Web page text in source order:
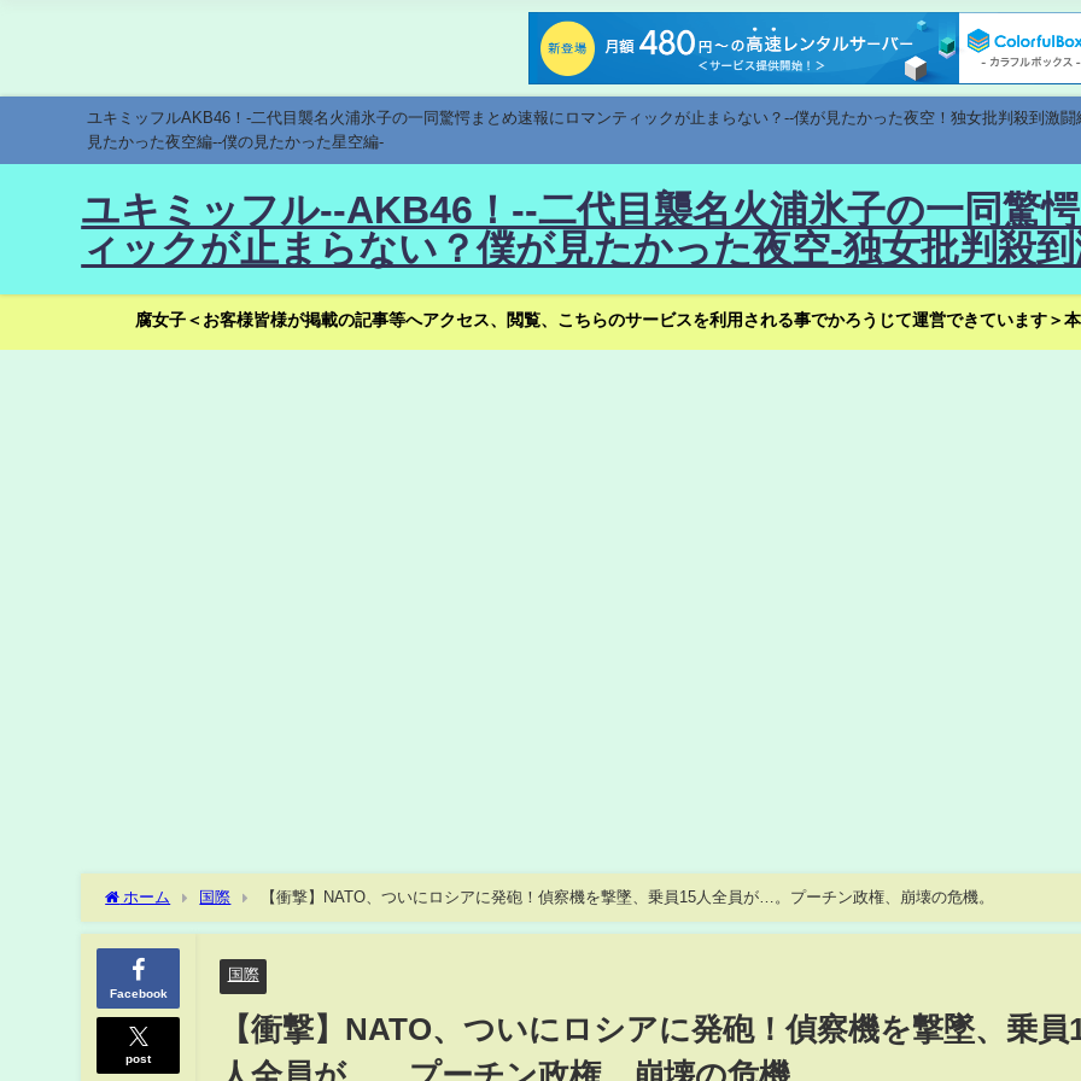
ユキミッフルAKB46！-二代目襲名火浦氷子の一同驚愕まとめ速報にロマンティックが止まらない？--僕が見たかった夜空！独女批判殺到激
見たかった夜空編--僕の見たかった星空編-
ユキミッフル--AKB46！--二代目襲名火浦氷子の一同驚
ィックが止まらない？僕が見たかった夜空-独女批判殺
腐女子＜お客様皆様が掲載の記事等へアクセス、閲覧、こちらのサービスを利用される事でかろうじて運営できています＞
ホーム 国際 【衝撃】NATO、ついにロシアに発砲！偵察機を撃墜、乗員15人全員が…。プーチン政権、崩壊の危機。
Facebook
post
国際
【衝撃】NATO、ついにロシアに発砲！偵察機を撃墜、乗員
人全員が…。プーチン政権、崩壊の危機。